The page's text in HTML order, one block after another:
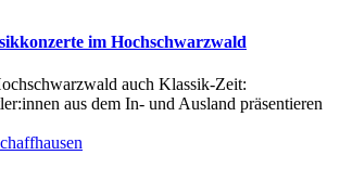
im Hochschwarzwald
auch Klassik-Zeit:
aus dem In- und Ausland präsentieren